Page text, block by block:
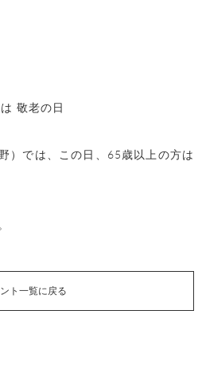
敬老の日
）では、この日、65歳以上の方は
ト一覧に戻る